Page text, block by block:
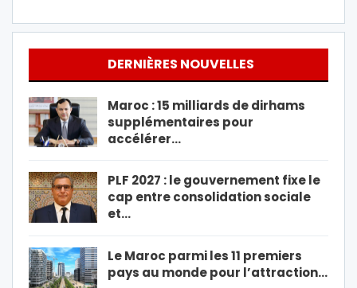
DERNIÈRES NOUVELLES
Maroc : 15 milliards de dirhams
supplémentaires pour
accélérer…
PLF 2027 : le gouvernement fixe le
cap entre consolidation sociale
et…
Le Maroc parmi les 11 premiers
pays au monde pour l’attraction…